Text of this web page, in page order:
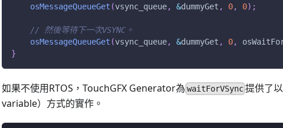
osMessageQueueGet (vsync_queue, &dummyGet , 0, 0) ;
// 然後等待下一次VSYNC。
osMessageQueueGet (vsync_queue, &dummyGet , 0,
}
如果不使用RTOS，TouchGFX Generator為 waitForVSync 提供了
variable）方式的實作。